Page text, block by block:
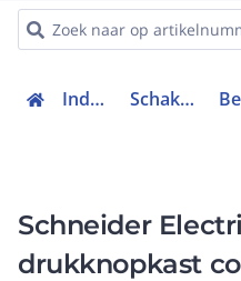
Industriele componenten Schakelen, bedienen en signaleren
Schneider
drukknopkast